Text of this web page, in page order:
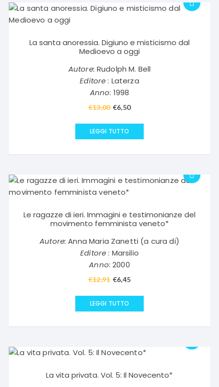
La santa anoressia. Digiuno e misticismo dal
Medioevo a oggi
Autore: Rudolph M. Bell
Editore: Laterza
Anno: 1998
€13,00 Il
originale
€6,50Il
LEGGI TUTTO
Le ragazze di ieri. Immagini e testimonianze del
movimento femminista veneto*
Autore: Anna Maria Zanetti (a cura di)
Editore: Marsilio
Anno: 2000
€12,91 Il
originale
€6,45Il
LEGGI TUTTO
La vita privata. Vol. 5: Il Novecento*